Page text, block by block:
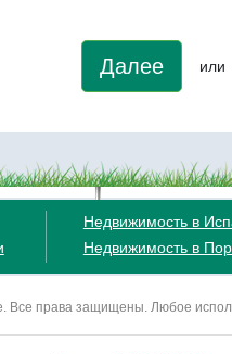
Далее или
Недвижимость в
Недвижимость в
Все права защищены. Любое